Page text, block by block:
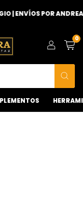
ENVÍOS POR
0